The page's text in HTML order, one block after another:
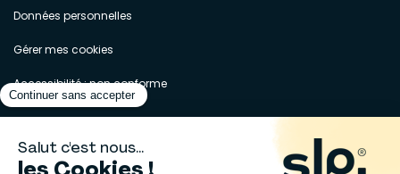
Données personnelles
Gérer mes cookies
Accessibilité : non conforme